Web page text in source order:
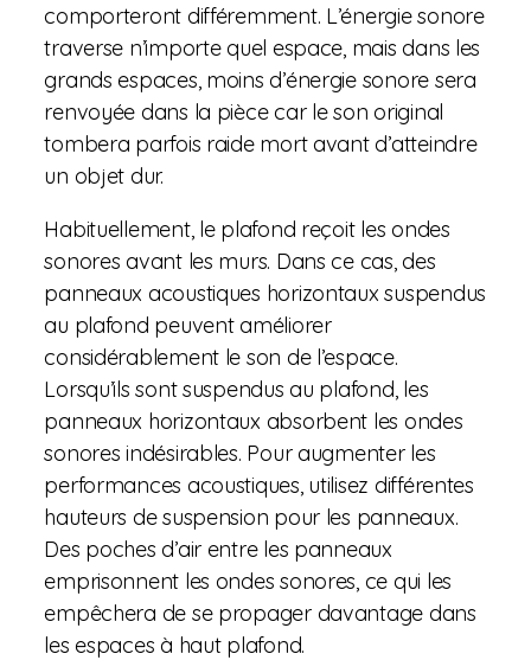
comporteront différemment. L’énergie sonore
traverse n’importe quel espace, mais dans les
grands espaces, moins d’énergie sonore sera
renvoyée dans la pièce car le son original
tombera parfois raide mort avant d’atteindre
un objet dur.
Habituellement, le plafond reçoit les ondes
sonores avant les murs. Dans ce cas, des
panneaux acoustiques horizontaux suspendus
au plafond peuvent améliorer
considérablement le son de l’espace.
Lorsqu’ils sont suspendus au plafond, les
panneaux horizontaux absorbent les ondes
sonores indésirables. Pour augmenter les
performances acoustiques, utilisez différentes
hauteurs de suspension pour les panneaux.
Des poches d’air entre les panneaux
emprisonnent les ondes sonores, ce qui les
empêchera de se propager davantage dans
les espaces à haut plafond.